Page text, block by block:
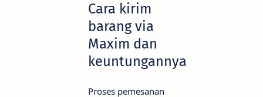
Cara kirim
barang via
Maxim dan
keuntungannya
Proses pemesanan